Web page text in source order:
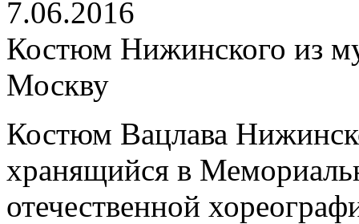
7.06.2016
Костюм Нижинского из
Москву
Костюм Вацлава
хранящийся в
отечественной